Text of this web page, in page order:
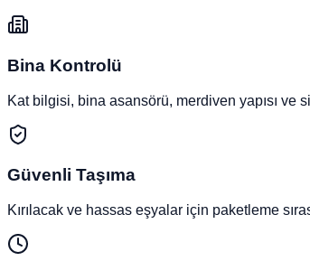
Bina Kontrolü
Kat bilgisi, bina asansörü, merdiven yapısı ve
Güvenli Taşıma
Kırılacak ve hassas eşyalar için paketleme